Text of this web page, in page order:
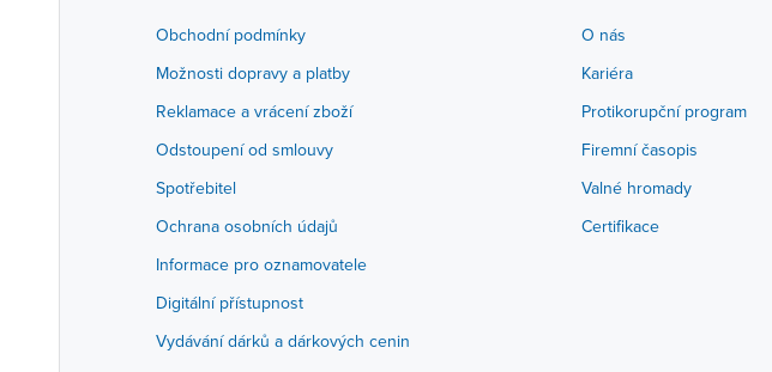
Obchodní podmínky
Možnosti dopravy a platby
Reklamace a vrácení zboží
Odstoupení od smlouvy
Spotřebitel
Ochrana osobních údajů
Informace pro oznamovatele
Digitální přístupnost
Vydávání dárků a dárkových cenin
O nás
Kariéra
Protikorupční program
Firemní časopis
Valné hromady
Certifikace